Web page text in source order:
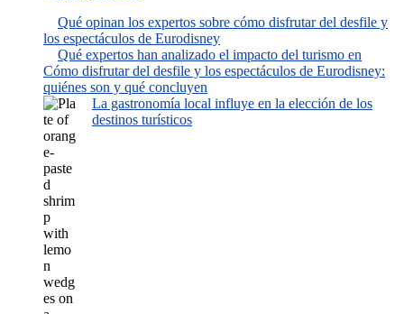
Qué opinan los expertos sobre cómo disfrutar del desfile y
los espectáculos de Eurodisney
Qué expertos han analizado el impacto del turismo en
Cómo disfrutar del desfile y los espectáculos de Eurodisney:
quiénes son y qué concluyen
La gastronomía local influye en la elección de los
destinos turísticos